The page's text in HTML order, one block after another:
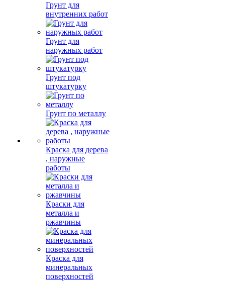
Грунт для
внутренних работ
Грунт для
наружных работ
Грунт под
штукатурку
Грунт по металлу
Краска для дерева
, наружные
работы
Краски для
металла и
ржавчины
Краска для
минеральных
поверхностей